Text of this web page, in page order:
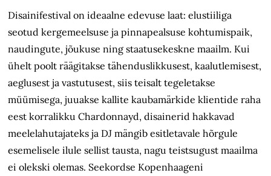
Disainifestival on ideaalne edevuse laat: elustiiliga
seotud kergemeelsuse ja pinnapealsuse kohtumispaik,
naudingute, jõukuse ning staatusekeskne maailm. Kui
ühelt poolt räägitakse tähenduslikkusest, kaalutlemisest,
aeglusest ja vastutusest, siis teisalt tegeletakse
müümisega, juuakse kallite kaubamärkide klientide raha
eest korralikku Chardonnayd, disainerid hakkavad
meelelahutajateks ja DJ mängib esitletavale hõrgule
esemelisele ilule sellist tausta, nagu teistsugust maailma
ei olekski olemas. Seekordse Kopenhaageni